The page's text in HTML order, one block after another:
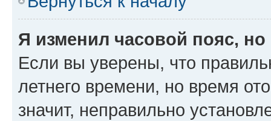
Я изменил часовой пояс,
Если вы уверены, что
летнего времени, но время
значит, неправильно